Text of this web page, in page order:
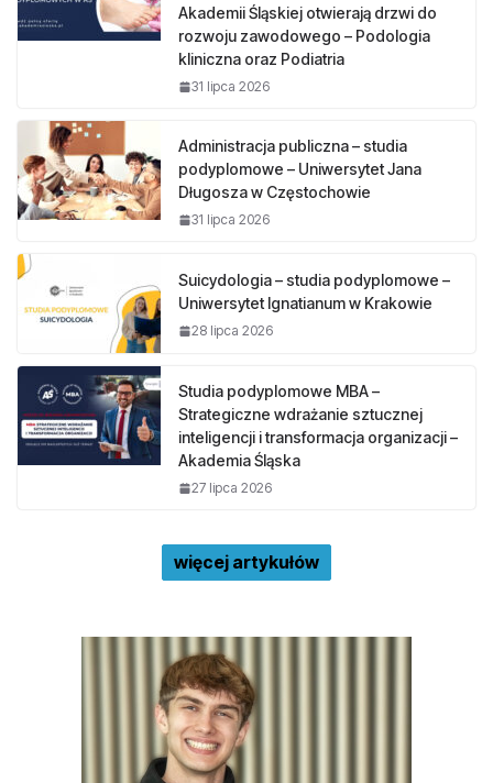
Akademii Śląskiej otwierają drzwi do
rozwoju zawodowego – Podologia
kliniczna oraz Podiatria
31 lipca 2026
Administracja publiczna – studia
podyplomowe – Uniwersytet Jana
Długosza w Częstochowie
31 lipca 2026
Suicydologia – studia podyplomowe –
Uniwersytet Ignatianum w Krakowie
28 lipca 2026
Studia podyplomowe MBA –
Strategiczne wdrażanie sztucznej
inteligencji i transformacja organizacji –
Akademia Śląska
27 lipca 2026
więcej artykułów